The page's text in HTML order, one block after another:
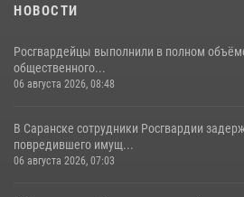
НОВОСТИ
Росгвардейцы выполнили в полном
общественного...
06 августа 2026, 08:48
В Саранске сотрудники Росгвардии
повредившего имущ...
06 августа 2026, 07:03